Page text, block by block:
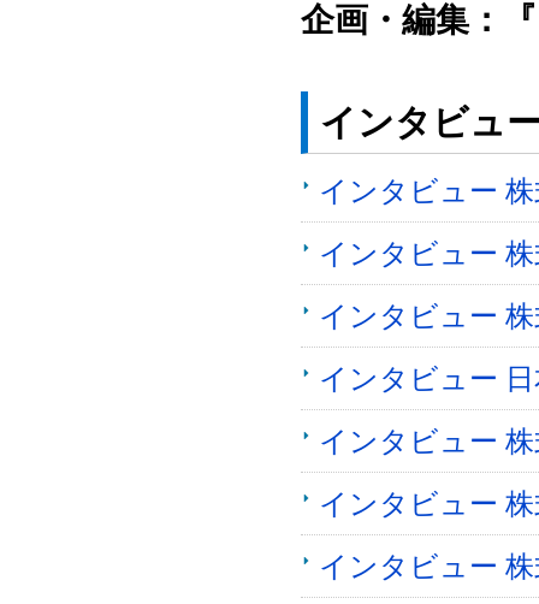
企画・編集：
インタビュ
インタビュー
インタビュー
インタビュー
インタビュー
インタビュー
インタビュー
インタビュー